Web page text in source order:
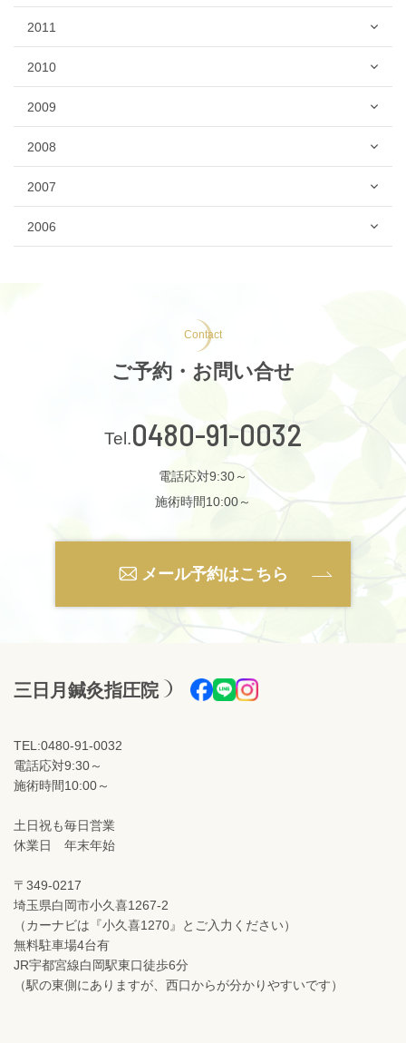
2011
2010
2009
2008
2007
2006
Contact
ご予約・お問い合せ
0480-91-0032
電話応対9:30～
施術時間10:00～
メール予約はこちら
三日月鍼灸指圧院
TEL:0480-91-0032
電話応対9:30～
施術時間10:00～
土日祝も毎日営業
休業日 年末年始
〒349-0217
埼玉県白岡市小久喜1267-2
（カーナビは『小久喜1270』とご入力ください）
無料駐車場4台有
JR宇都宮線白岡駅東口徒歩6分
（駅の東側にありますが、西口からが分かりやすいです）